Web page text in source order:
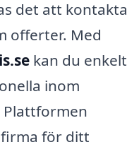
det att kontakta
offerter. Med
kan du enkelt
inom
Plattformen
för ditt